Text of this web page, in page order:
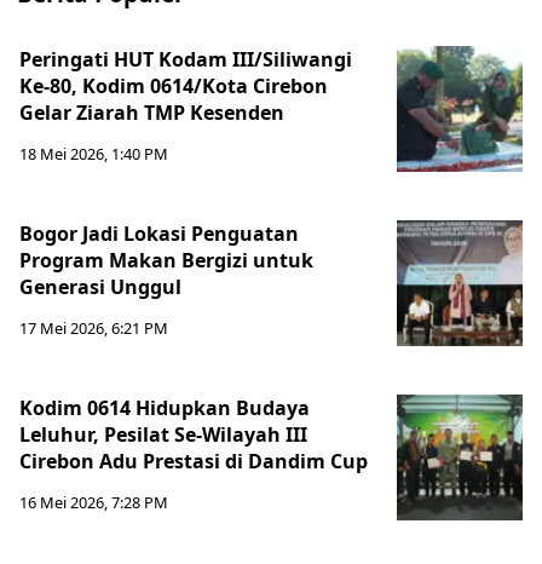
Peringati HUT Kodam III/Siliwangi
Ke-80, Kodim 0614/Kota Cirebon
Gelar Ziarah TMP Kesenden
18 Mei 2026, 1:40 PM
Bogor Jadi Lokasi Penguatan
Program Makan Bergizi untuk
Generasi Unggul
17 Mei 2026, 6:21 PM
Kodim 0614 Hidupkan Budaya
Leluhur, Pesilat Se-Wilayah III
Cirebon Adu Prestasi di Dandim Cup
16 Mei 2026, 7:28 PM